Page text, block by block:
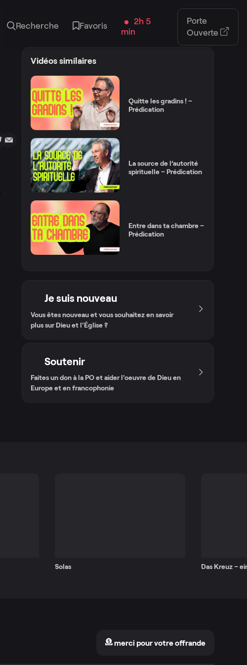
Recherche Favoris
2h 5
min
Porte
Ouverte
Vidéos similaires
Quitte les gradins ! –
Prédication
La source de l’autorité
spirituelle – Prédication
Entre dans ta chambre –
Prédication
Je suis nouveau
Vous êtes nouveau et vous souhaitez en savoir
plus sur Dieu et l'Église ?
Soutenir
Faites un don à la PO et aider l'oeuvre de Dieu en
Europe et en francophonie
Solas Das Kreuz –
merci pour votre offrande